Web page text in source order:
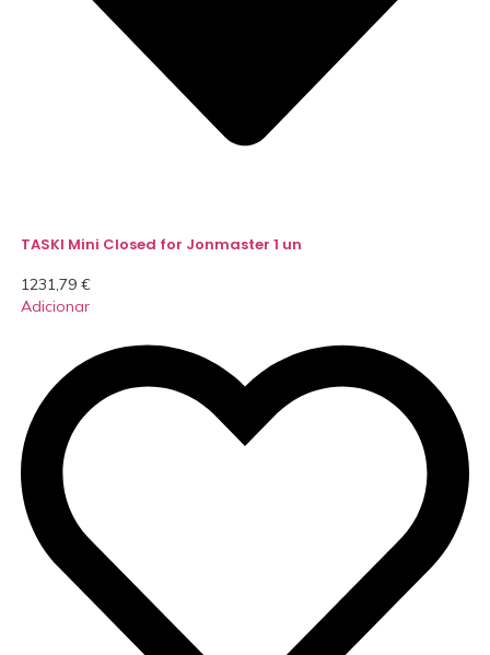
TASKI Mini Closed for Jonmaster 1 un
1231,79 €
Adicionar